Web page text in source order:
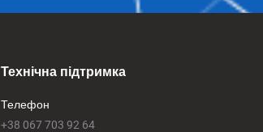
Технічна підтримка
Телефон
+38 067 703 92 64